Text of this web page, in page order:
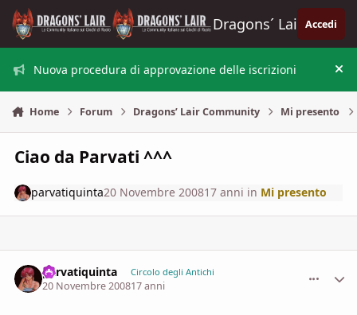
Vai al contenuto
Dragons´ Lair Accedi
Nuova procedura di approvazione delle iscrizioni
Home Forum Dragons’ Lair Community Mi presento
Ciao da Parvati ^^^
parvatiquinta20 Novembre 200817 anni in Mi presento
parvatiquinta Circolo degli Antichi
20 Novembre 200817 anni